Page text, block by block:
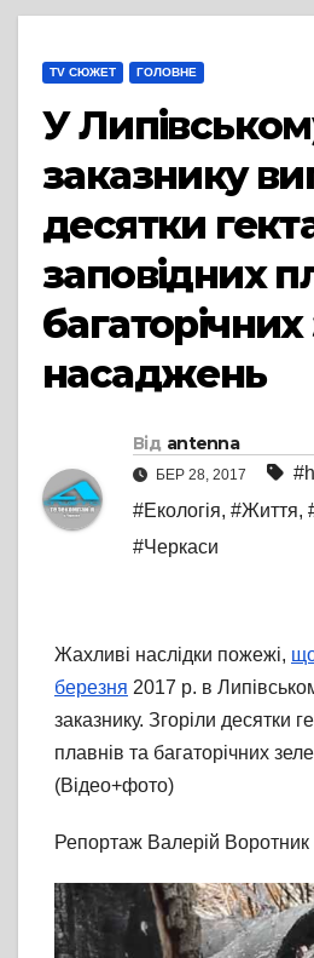
TV СЮЖЕТ ГОЛОВНЕ
У
заказнику
десятки
заповідних
насаджень
Від antenna
БЕР 28, 2017
#Екологія, #Життя,
#Черкаси
Жахливі наслідки пожежі,
березня 2017 р. в
заказнику. Згоріли десятки
плавнів та багаторічних
(Відео+фото)
Репортаж Валерій Воротник